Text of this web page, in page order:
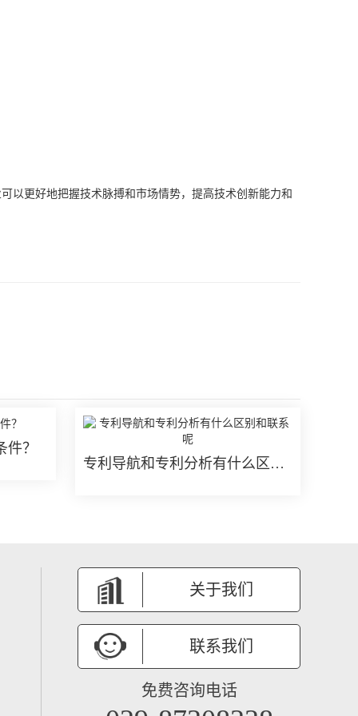
以更好地把握技术脉搏和市场情势，提高技术创新能力和
？
专利导航和专利分析有什么区别和联系呢
关于我们
联系我们
免费咨询电话